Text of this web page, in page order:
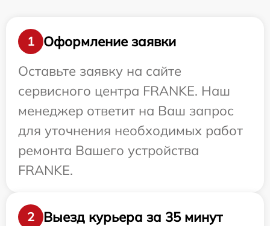
1
Оформление заявки
Оставьте заявку на сайте
сервисного центра FRANKE. Наш
менеджер ответит на Ваш запрос
для уточнения необходимых работ
ремонта Вашего устройства
FRANKE.
2
Выезд курьера за 35 минут